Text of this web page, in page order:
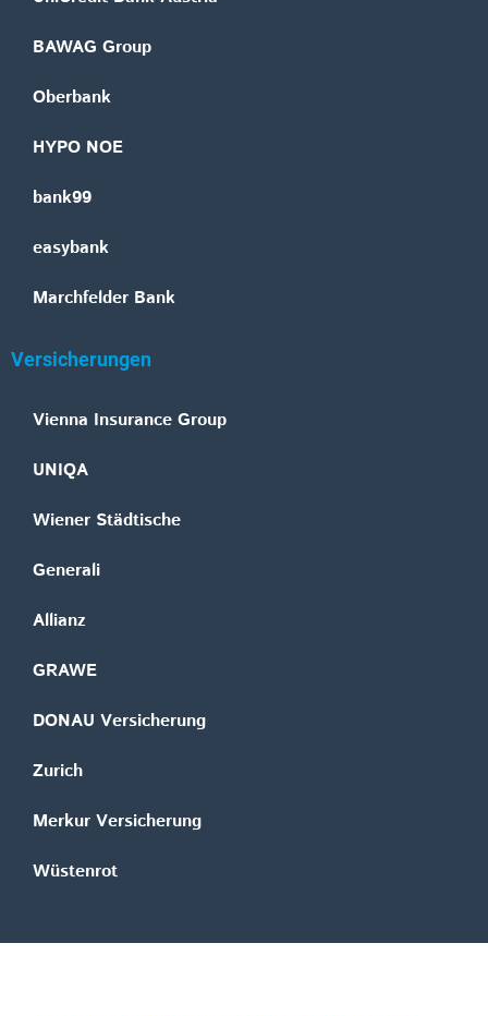
BAWAG Group
Oberbank
HYPO NOE
bank99
easybank
Marchfelder Bank
Versicherungen
Vienna Insurance Group
UNIQA
Wiener Städtische
Generali
Allianz
GRAWE
DONAU Versicherung
Zurich
Merkur Versicherung
Wüstenrot